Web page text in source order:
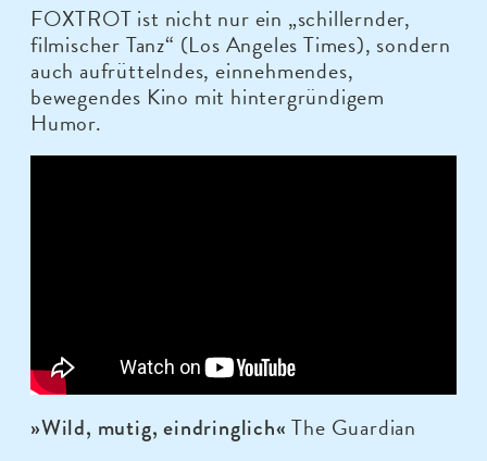
FOXTROT ist nicht nur ein „schillernder,
filmischer Tanz“ (Los Angeles Times), sondern
auch aufrüttelndes, einnehmendes,
bewegendes Kino mit hintergründigem
Humor.
»Wild, mutig, eindringlich« The Guardian